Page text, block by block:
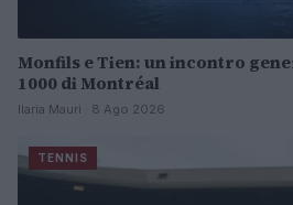
Monfils e Tien: un incontro
1000 di Montréal
Ilaria Mauri · 8 Ago 2026
TENNIS